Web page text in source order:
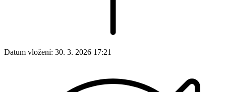
Datum vložení: 30. 3. 2026 17:21